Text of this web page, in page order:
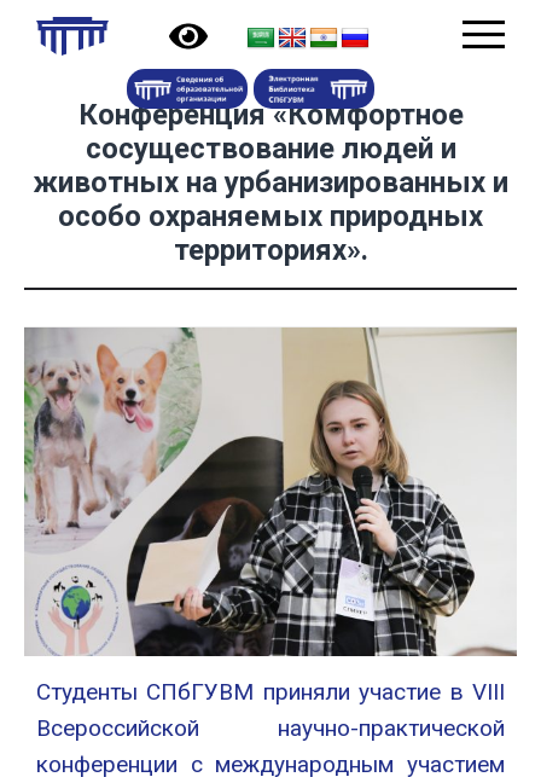
Конференция «Комфортное
сосуществование людей и
животных на урбанизированных и
особо охраняемых природных
территориях».
Студенты СПбГУВМ приняли участие в VIII
Всероссийской научно-практической
конференции с международным участием